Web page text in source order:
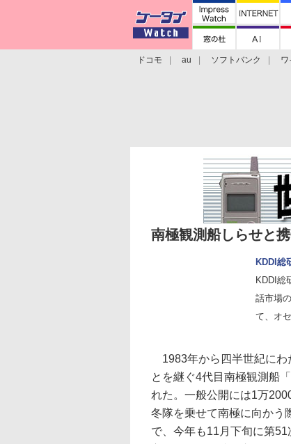
ドコモ au ソフトバンク ワ
南極観測船しらせと
KDDI総
KDDI総
話市場
て、オ
1983年から四半世紀にわ
とを継ぐ4代目南極観測船
れた。一般公開には1万
冬隊を乗せて南極に向かう
で、今年も11月下旬に第